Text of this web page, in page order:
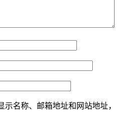
名称、邮箱地址和网站地址，